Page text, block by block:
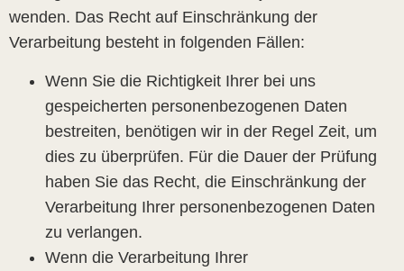
wenden. Das Recht auf Einschränkung der
Verarbeitung besteht in folgenden Fällen:
Wenn Sie die Richtigkeit Ihrer bei uns
gespeicherten personenbezogenen Daten
bestreiten, benötigen wir in der Regel Zeit, um
dies zu überprüfen. Für die Dauer der Prüfung
haben Sie das Recht, die Einschränkung der
Verarbeitung Ihrer personenbezogenen Daten
zu verlangen.
Wenn die Verarbeitung Ihrer